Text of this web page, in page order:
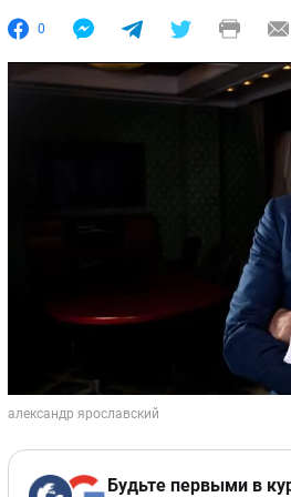
0
Будьте первыми в